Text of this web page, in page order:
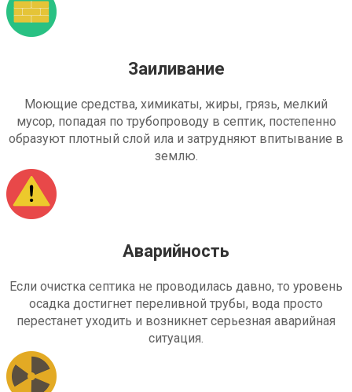
Заиливание
Моющие средства, химикаты, жиры, грязь, мелкий
мусор, попадая по трубопроводу в септик, постепенно
образуют плотный слой ила и затрудняют впитывание в
землю.
Аварийность
Если очистка септика не проводилась давно, то уровень
осадка достигнет переливной трубы, вода просто
перестанет уходить и возникнет серьезная аварийная
ситуация.